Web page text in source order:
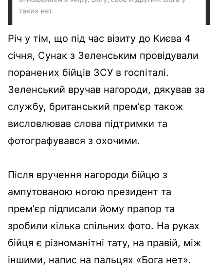
Річ у тім, що під час візиту до Києва 4
січня, Сунак з Зеленським провідували
поранених бійців ЗСУ в госпіталі.
Зеленський вручав нагороди, дякував за
службу, британський премʼєр також
висловлював слова підтримки та
фотографувався з охочими.
Після вручення нагороди бійцю з
ампутованою ногою президент та
премʼєр підписали йому прапор та
зробили кілька спільних фото. На руках
бійця є різноманітні тату, на правій, між
іншими, напис на пальцях «Бога нет».